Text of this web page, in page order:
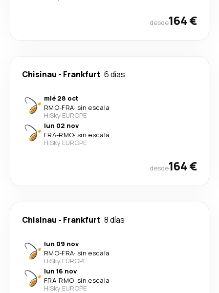
desde164 €
Chisinau - Frankfurt 6 días
mié 28 oct
RMO-FRA· sin escala
HiSky EUROPE
lun 02 nov
FRA-RMO· sin escala
HiSky EUROPE
desde164 €
Chisinau - Frankfurt 8 días
lun 09 nov
RMO-FRA· sin escala
HiSky EUROPE
lun 16 nov
FRA-RMO· sin escala
HiSky EUROPE